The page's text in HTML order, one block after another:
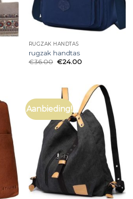
RUGZAK HANDTAS
rugzak handtas
€36.00 €24.00
Aanbieding!